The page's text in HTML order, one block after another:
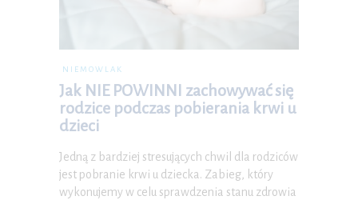
NIEMOWLAK
Jak NIE POWINNI zachowywać się
rodzice podczas pobierania krwi u
dzieci
Jedną z bardziej stresujących chwil dla rodziców
jest pobranie krwi u dziecka. Zabieg, który
wykonujemy w celu sprawdzenia stanu zdrowia